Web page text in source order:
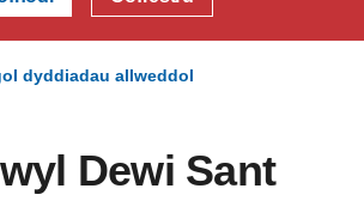
dyddiadau allweddol
Dewi Sant